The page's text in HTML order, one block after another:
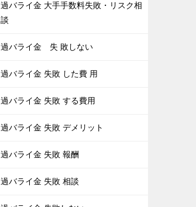
過バライ金 大手手数料失敗・リスク相
談
過バライ金 失 敗しない
過バライ金 失敗 した費 用
過バライ金 失敗 する費用
過バライ金 失敗 デメリット
過バライ金 失敗 報酬
過バライ金 失敗 相談